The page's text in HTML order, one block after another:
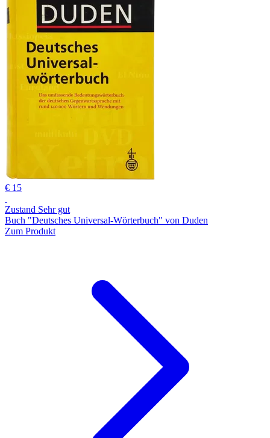
€ 15
Zustand Sehr gut
Buch "Deutsches Universal-Wörterbuch" von Duden
Zum Produkt